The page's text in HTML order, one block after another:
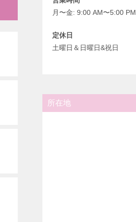
月〜金: 9:00 AM〜5:00 PM
定休日
土曜日＆日曜日&祝日
所在地